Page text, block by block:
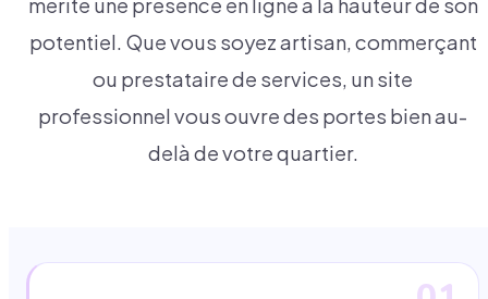
mérite une présence en ligne à la hauteur de son
potentiel. Que vous soyez artisan, commerçant
ou prestataire de services, un site
professionnel vous ouvre des portes bien au-
delà de votre quartier.